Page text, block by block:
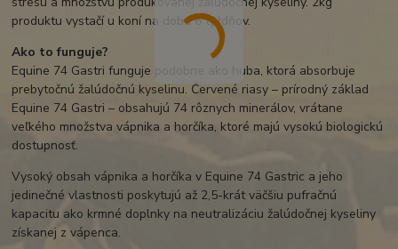
produktu vystačí u koní na dobu 6 týždňov.
Ako to funguje?
Equine 74 Gastri funguje podobne ako huba, ktorá absorbuje
prebytočnú žalúdočnú kyselinu. Červené riasy – prírodný základ
Equine 74 Gastri – obsahujú 74 rôznych minerálov, vrátane
veľkého množstva vápnika a horčíka, ktoré majú vysokú biologickú
dostupnosť.
Vysoký obsah vápnika a horčíka v Equine 74 Gastric a jeho
jedinečné vlastnosti poskytujú až 2,5-krát väčšiu pufračnú
kapacitu ako krmné doplnky na neutralizáciu žalúdočnej kyseliny
získanej z vápenca.